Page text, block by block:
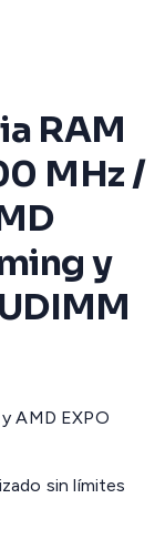
RAM
MHz /
y
AMD EXPO
sin límites